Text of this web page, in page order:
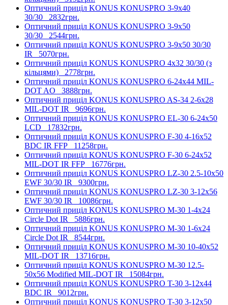
Оптичний приціл KONUS KONUSPRO 3-9x40
30/30 2832грн.
Оптичний приціл KONUS KONUSPRO 3-9x50
30/30 2544грн.
Оптичний приціл KONUS KONUSPRO 3-9x50 30/30
IR 5070грн.
Оптичний приціл KONUS KONUSPRO 4x32 30/30 (з
кільцями) 2778грн.
Оптичний приціл KONUS KONUSPRO 6-24x44 MIL-
DOT AO 3888грн.
Оптичний приціл KONUS KONUSPRO AS-34 2-6x28
MIL-DOT IR 9696грн.
Оптичний приціл KONUS KONUSPRO EL-30 6-24x50
LCD 17832грн.
Оптичний приціл KONUS KONUSPRO F-30 4-16x52
BDC IR FFP 11258грн.
Оптичний приціл KONUS KONUSPRO F-30 6-24x52
MIL-DOT IR FFP 16776грн.
Оптичний приціл KONUS KONUSPRO LZ-30 2.5-10x50
EWF 30/30 IR 9300грн.
Оптичний приціл KONUS KONUSPRO LZ-30 3-12x56
EWF 30/30 IR 10086грн.
Оптичний приціл KONUS KONUSPRO M-30 1-4x24
Circle Dot IR 5886грн.
Оптичний приціл KONUS KONUSPRO M-30 1-6x24
Circle Dot IR 8544грн.
Оптичний приціл KONUS KONUSPRO M-30 10-40x52
MIL-DOT IR 13716грн.
Оптичний приціл KONUS KONUSPRO M-30 12.5-
50x56 Modified MIL-DOT IR 15084грн.
Оптичний приціл KONUS KONUSPRO T-30 3-12x44
BDC IR 9012грн.
Оптичний приціл KONUS KONUSPRO T-30 3-12x50